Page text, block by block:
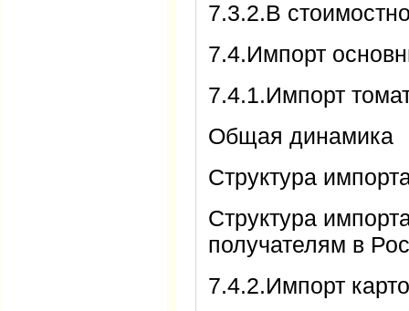
7.3.2.В
7.4.Импорт
7.4.1.Импорт
Общая динамика
Структура
Структура
получателям в
7.4.2.Импорт